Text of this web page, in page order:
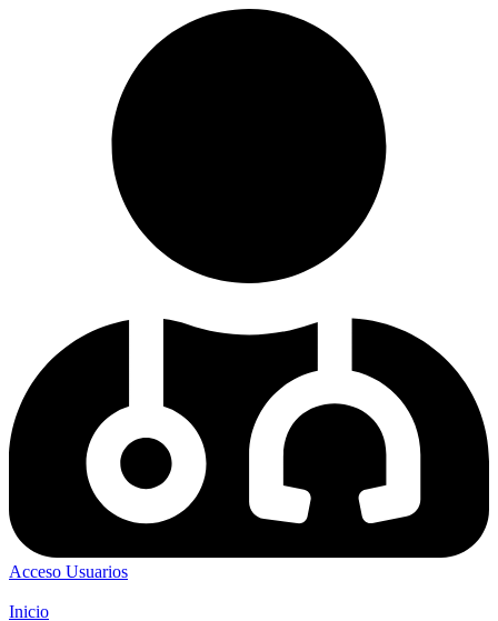
Acceso Usuarios
Inicio